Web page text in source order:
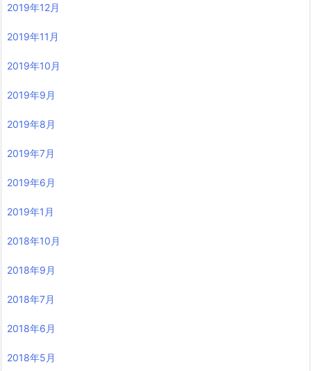
2019年12月
2019年11月
2019年10月
2019年9月
2019年8月
2019年7月
2019年6月
2019年1月
2018年10月
2018年9月
2018年7月
2018年6月
2018年5月